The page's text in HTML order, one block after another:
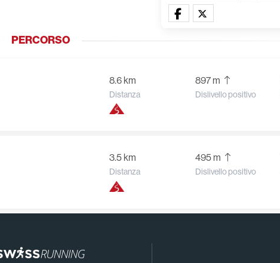
PERCORSO
8.6 km
Distanza
897 m
Dislivello positivo
3.5 km
Distanza
495 m
Dislivello positivo